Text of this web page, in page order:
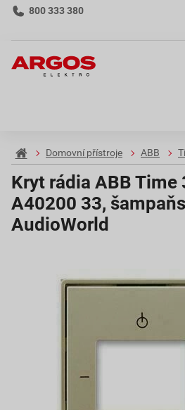
800 333 380
Domovní přístroje ABB
Kryt rádia ABB Time
A40200 33,
AudioWorld